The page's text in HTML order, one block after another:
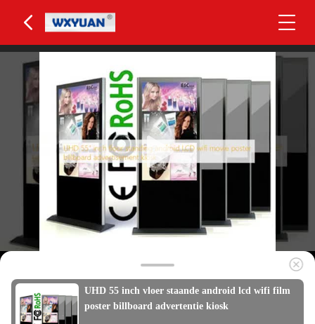
UHD 55 inch vloer staande android lcd wifi film
poster billboard advertentie kiosk